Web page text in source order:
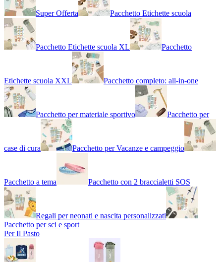
Super Offerta Pacchetto Etichette scuola
Pacchetto Etichette scuola XL Pacchetto
Etichette scuola XXL Pacchetto completo: all-in-one
Pacchetto per materiale sportivo Pacchetto per
case di cura Pacchetto per Vacanze e campeggio
Pacchetto a tema Pacchetto con 2 braccialetti SOS
Regali per neonati e nascita personalizzati
Pacchetto per sci e sport
Per Il Pasto